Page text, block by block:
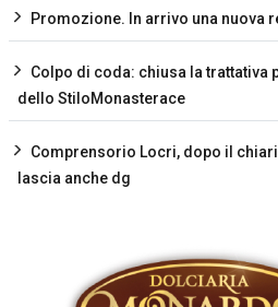
Promozione. In arrivo una nuova
Colpo di coda: chiusa la trattativa
dello StiloMonasterace
Comprensorio Locri, dopo il
lascia anche dg